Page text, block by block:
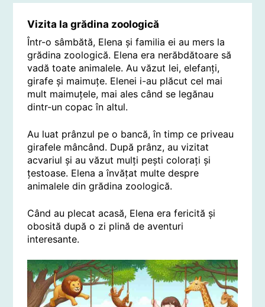
Vizita la grădina zoologică
Într-o sâmbătă, Elena și familia ei au mers la
grădina zoologică. Elena era nerăbdătoare să
vadă toate animalele. Au văzut lei, elefanți,
girafe și maimuțe. Elenei i-au plăcut cel mai
mult maimuțele, mai ales când se legănau
dintr-un copac în altul.
Au luat prânzul pe o bancă, în timp ce priveau
girafele mâncând. După prânz, au vizitat
acvariul și au văzut mulți pești colorați și
țestoase. Elena a învățat multe despre
animalele din grădina zoologică.
Când au plecat acasă, Elena era fericită și
obosită după o zi plină de aventuri
interesante.